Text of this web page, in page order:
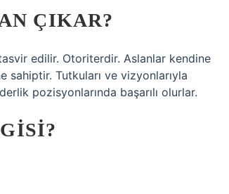
ÇIKAR?
edilir. Otoriterdir. Aslanlar kendine
sahiptir. Tutkuları ve vizyonlarıyla
pozisyonlarında başarılı olurlar.